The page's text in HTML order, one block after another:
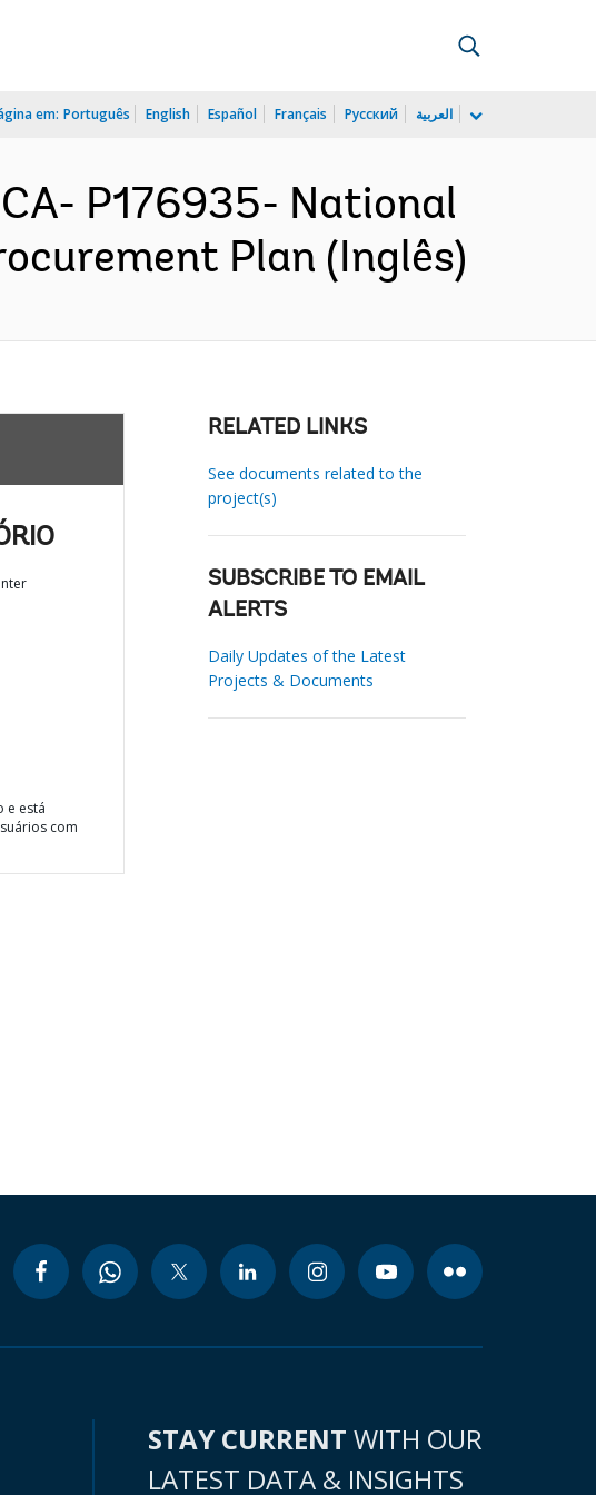
em: Português English Español Français Русский العربية
P176935- National
Plan (Inglês)
e está
com
RELATED LINKS
See documents related to the
project(s)
SUBSCRIBE TO EMAIL
ALERTS
Daily Updates of the Latest
Projects & Documents
STAY CURRENT WITH OUR
LATEST DATA & INSIGHTS